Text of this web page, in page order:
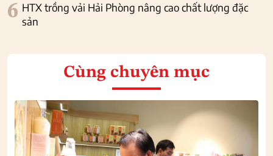
6 HTX trồng vải Hải Phòng nâng cao chất lượng đặc
sản
Cùng chuyên mục